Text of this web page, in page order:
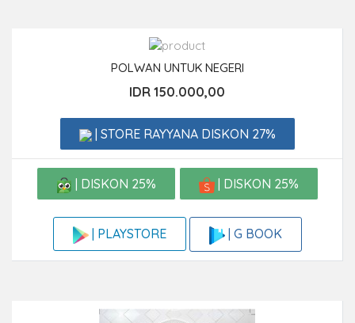
POLWAN UNTUK NEGERI
IDR 150.000,00
| STORE RAYYANA DISKON 27%
| DISKON 25% | DISKON 25%
| PLAYSTORE | G BOOK